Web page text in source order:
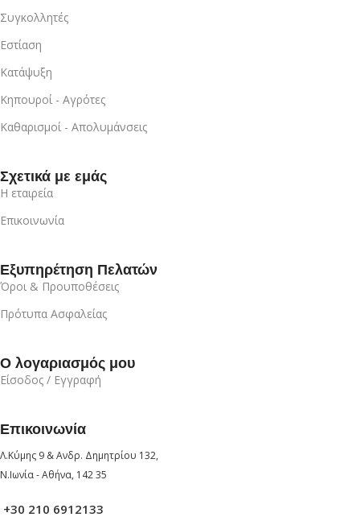
Συγκολλητές
Εστίαση
Κατάψυξη
Κηπουροί - Αγρότες
Καθαρισμοί - Απολυμάνσεις
Σχετικά με εμάς
Η εταιρεία
Επικοινωνία
Εξυπηρέτηση Πελατών
Όροι & Προυποθέσεις
Πρότυπα Ασφαλείας
Ο λογαριασμός μου
Είσοδος / Εγγραφή
Επικοινωνία
Λ.Κύμης 9 & Ανδρ. Δημητρίου 132,
Ν.Ιωνία - Αθήνα, 142 35
+30 210 6912133